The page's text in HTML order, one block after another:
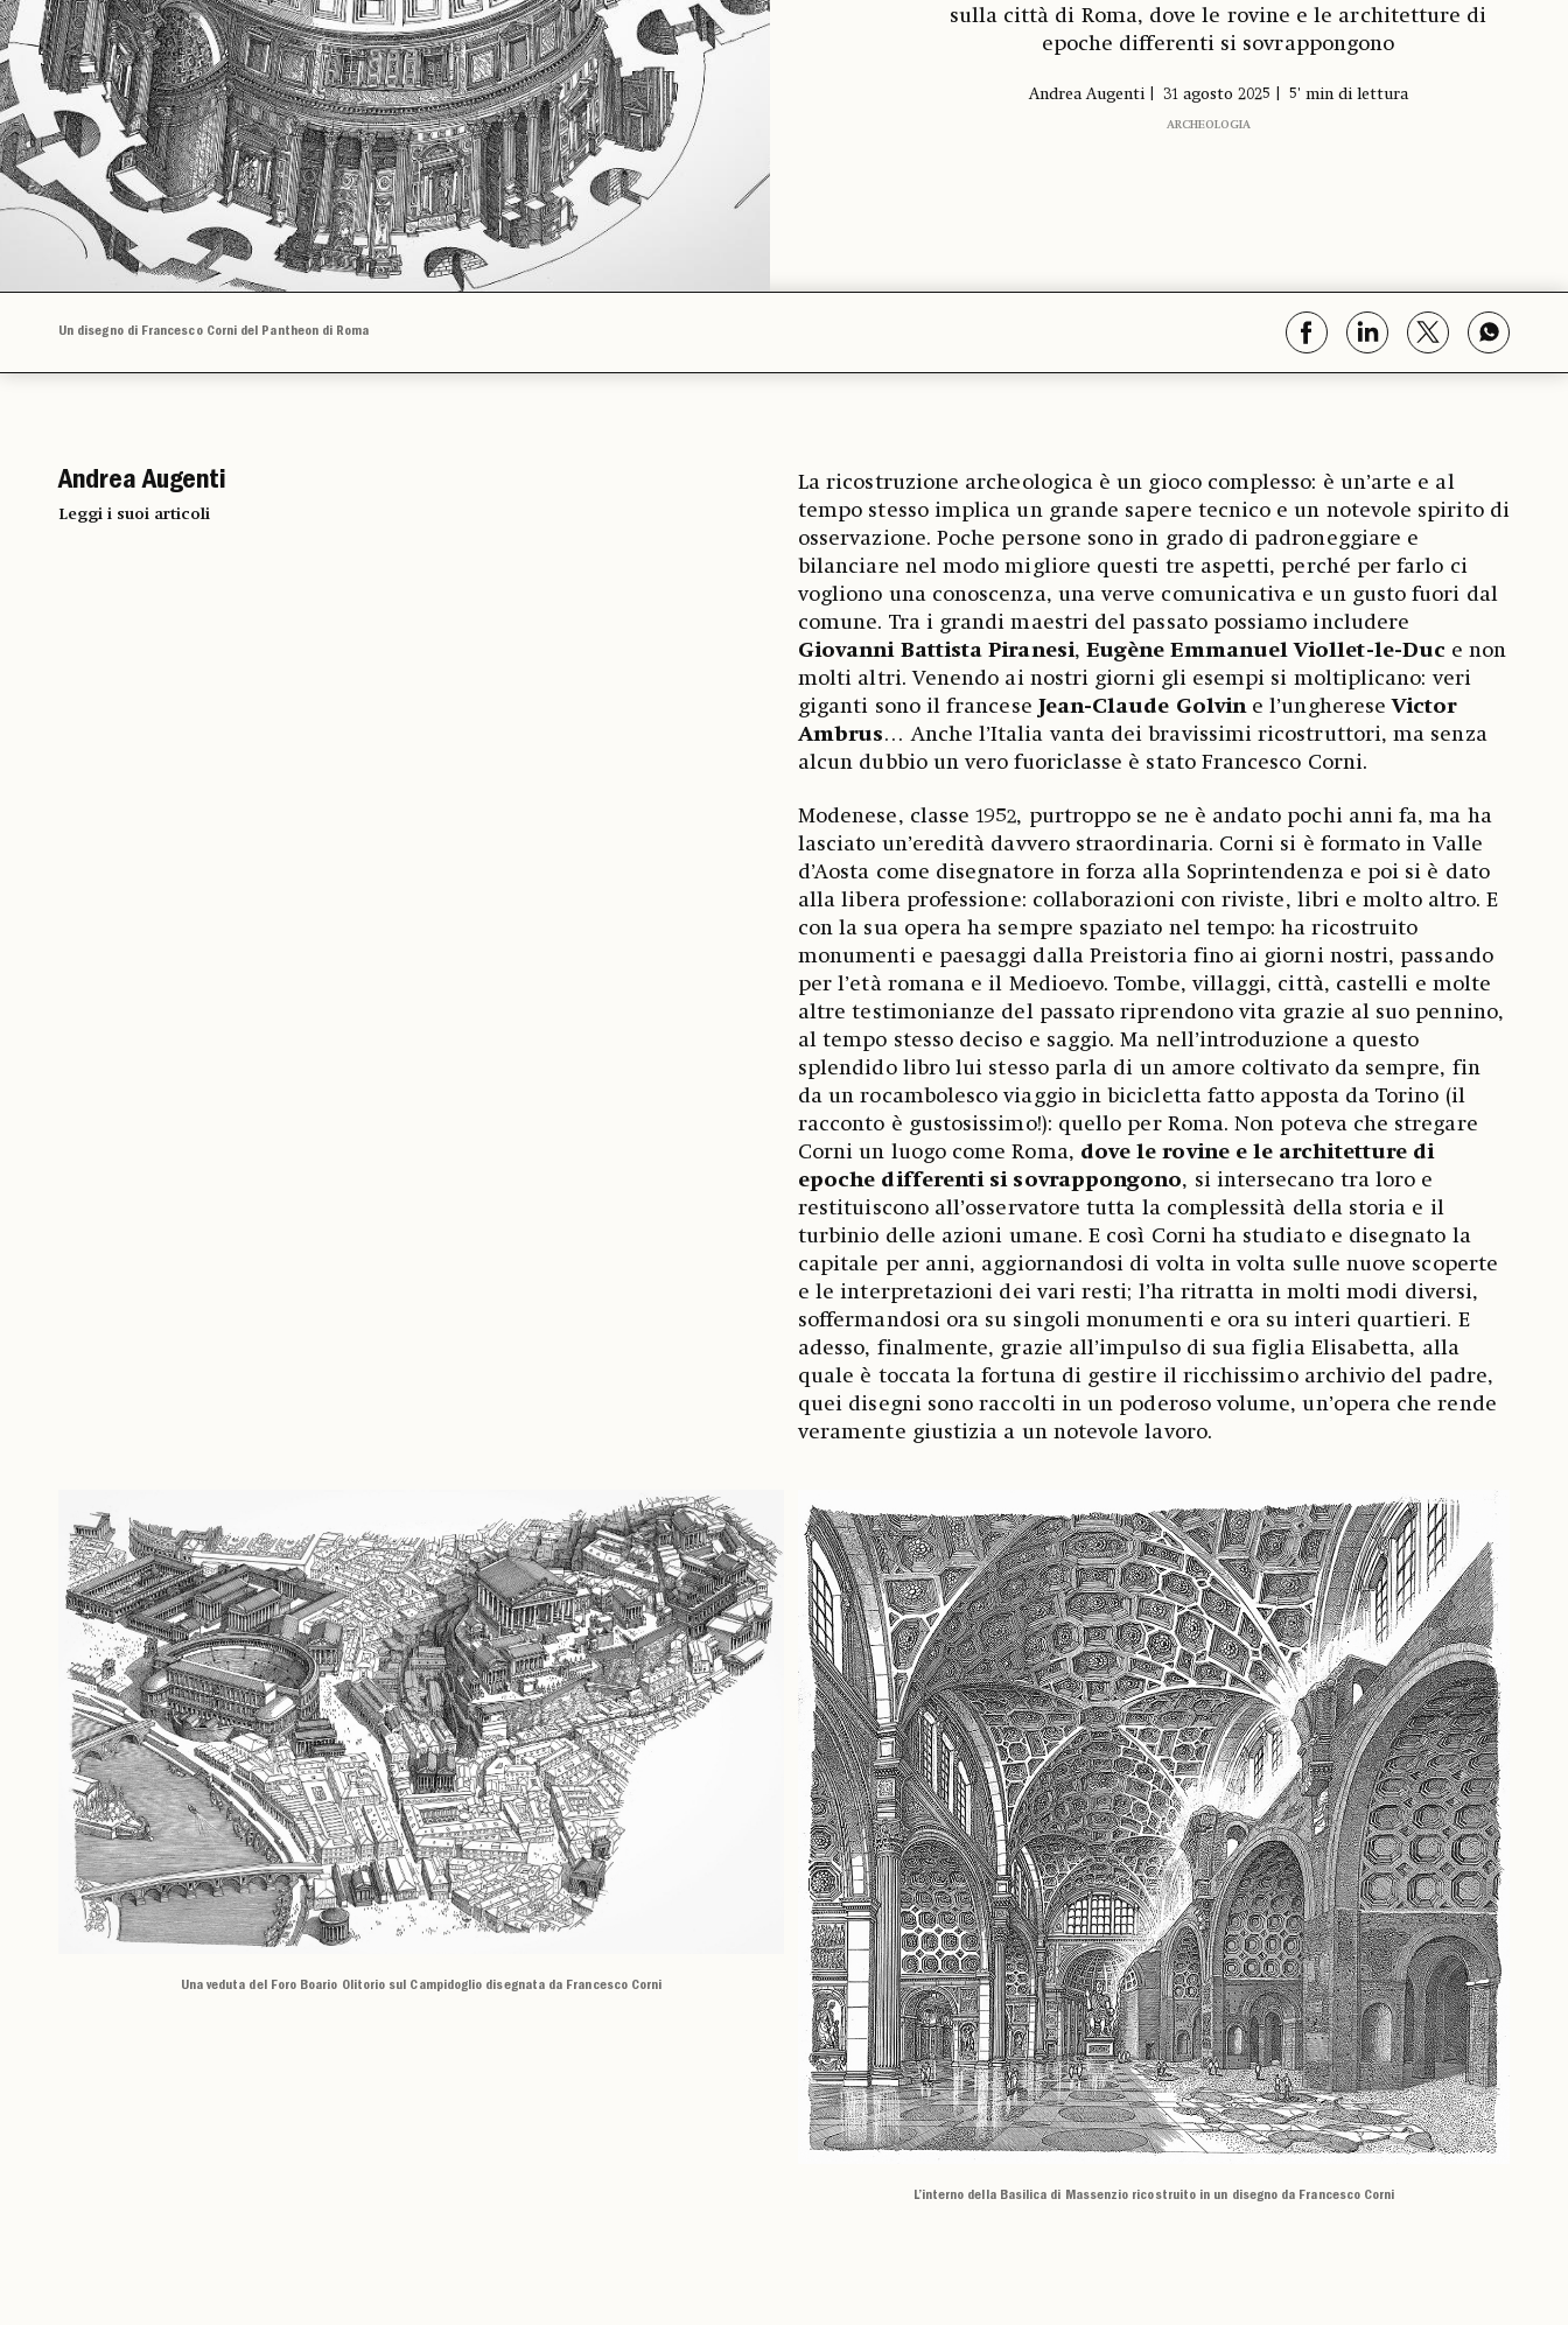
sulla città di Roma, dove le rovine e le architetture di
epoche differenti si sovrappongono
Andrea Augenti 31 agosto 2025 5' min di lettura
ARCHEOLOGIA
Un disegno di Francesco Corni del Pantheon di Roma
Andrea Augenti
Leggi i suoi articoli
La ricostruzione archeologica è un gioco complesso: è un’arte e al
tempo stesso implica un grande sapere tecnico e un notevole spirito di
osservazione. Poche persone sono in grado di padroneggiare e
bilanciare nel modo migliore questi tre aspetti, perché per farlo ci
vogliono una conoscenza, una verve comunicativa e un gusto fuori dal
comune. Tra i grandi maestri del passato possiamo includere
Giovanni Battista Piranesi, Eugène Emmanuel Viollet-le-Duc e non
molti altri. Venendo ai nostri giorni gli esempi si moltiplicano: veri
giganti sono il francese Jean-Claude Golvine l’unghereseVictor
Ambrus… Anche l’Italia vanta dei bravissimi ricostruttori, ma senza
alcun dubbio un vero fuoriclasse è stato Francesco Corni.
Modenese, classe 1952, purtroppo se ne è andato pochi anni fa, ma ha
lasciato un’eredità davvero straordinaria. Corni si è formato in Valle
d’Aosta come disegnatore in forza alla Soprintendenza e poi si è dato
alla libera professione: collaborazioni con riviste, libri e molto altro. E
con la sua opera ha sempre spaziato nel tempo: ha ricostruito
monumenti e paesaggi dalla Preistoria fino ai giorni nostri, passando
per l’età romana e il Medioevo. Tombe, villaggi, città, castelli e molte
altre testimonianze del passato riprendono vita grazie al suo pennino,
al tempo stesso deciso e saggio. Ma nell’introduzione a questo
splendido libro lui stesso parla di un amore coltivato da sempre, fin
da un rocambolesco viaggio in bicicletta fatto apposta da Torino (il
racconto è gustosissimo!): quello per Roma. Non poteva che stregare
Corni un luogo come Roma, dove le rovine e le architetture di
epoche differenti si sovrappongono, si intersecano tra loro e
restituiscono all’osservatore tutta la complessità della storia e il
turbinio delle azioni umane. E così Corni ha studiato e disegnato la
capitale per anni, aggiornandosi di volta in volta sulle nuove scoperte
e le interpretazioni dei vari resti; l’ha ritratta in molti modi diversi,
soffermandosi ora su singoli monumenti e ora su interi quartieri. E
adesso, finalmente, grazie all’impulso di sua figlia Elisabetta, alla
quale è toccata la fortuna di gestire il ricchissimo archivio del padre,
quei disegni sono raccolti in un poderoso volume, un’opera che rende
veramente giustizia a un notevole lavoro.
Una veduta del Foro Boario Olitorio sul Campidoglio disegnata da Francesco Corni
L’interno della Basilica di Massenzio ricostruito in un disegno da Francesco Corni